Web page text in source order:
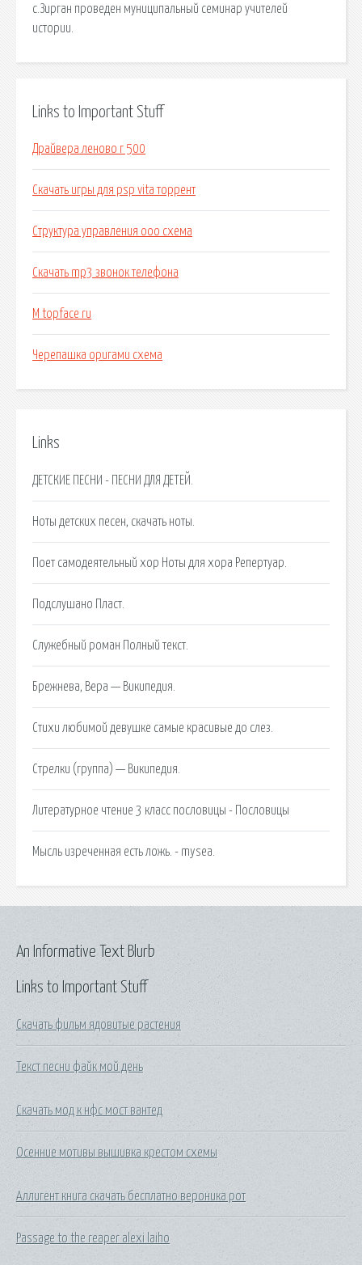
с.Зирган проведен муниципальный семинар учителей
истории.
Links to Important Stuff
Драйвера леново г 500
Скачать игры для psp vita торрент
Структура управления ооо схема
Скачать mp3 звонок телефона
M topface ru
Черепашка оригами схема
Links
ДЕТСКИЕ ПЕСНИ - ПЕСНИ ДЛЯ ДЕТЕЙ.
Ноты детских песен, скачать ноты.
Поет самодеятельный хор Ноты для хора Репертуар.
Подслушано Пласт.
Служебный роман Полный текст.
Брежнева, Вера — Википедия.
Стихи любимой девушке самые красивые до слез.
Стрелки (группа) — Википедия.
Литературное чтение 3 класс пословицы - Пословицы
Мысль изреченная есть ложь. - mysea.
Links to Important Stuff
Скачать фильм ядовитые растения
Текст песни файк мой день
Скачать мод к нфс мост вантед
Осенние мотивы вышивка крестом схемы
Аллигент книга скачать бесплатно вероника рот
Passage to the reaper alexi laiho
An Informative Text Blurb